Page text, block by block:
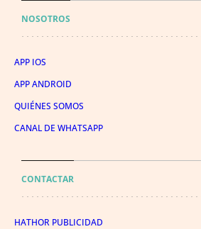
NOSOTROS
APP IOS
APP ANDROID
QUIÉNES SOMOS
CANAL DE WHATSAPP
CONTACTAR
HATHOR PUBLICIDAD